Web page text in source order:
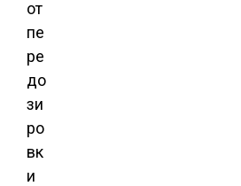
от
пе
ре
до
зи
ро
вк
и